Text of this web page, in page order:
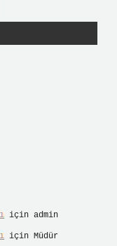
için admin
için Müdür